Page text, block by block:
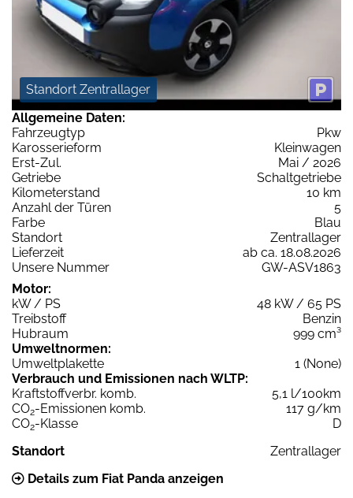
Standort Zentrallager
Allgemeine Daten:
Fahrzeugtyp
Pkw
Karosserieform
Kleinwagen
Erst-Zul.
Mai / 2026
Getriebe
Schaltgetriebe
Kilometerstand
10 km
Anzahl der Türen
5
Farbe
Blau
Standort
Zentrallager
Lieferzeit
ab ca. 18.08.2026
Unsere Nummer
GW-ASV1863
Motor:
kW / PS
48 kW / 65 PS
Treibstoff
Benzin
Hubraum
999 cm³
Umweltnormen:
Umweltplakette
1 (None)
Verbrauch und Emissionen nach WLTP:
Kraftstoffverbr. komb.
5,1 l/100km
CO2-Emissionen komb.
117 g/km
CO2-Klasse
D
Standort
Zentrallager
Details zum Fiat Panda anzeigen